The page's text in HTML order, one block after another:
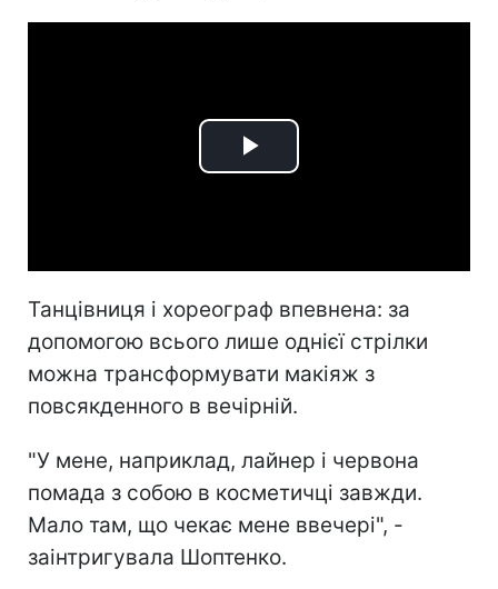
Play
Танцівниця і хореограф впевнена: за
допомогою всього лише однієї стрілки
можна трансформувати макіяж з
повсякденного в вечірній.
"У мене, наприклад, лайнер і червона
помада з собою в косметичці завжди.
Мало там, що чекає мене ввечері", -
заінтригувала Шоптенко.